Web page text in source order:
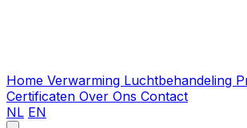
Home Verwarming Luchtbehandeling
Certificaten Over Ons Contact
NL EN